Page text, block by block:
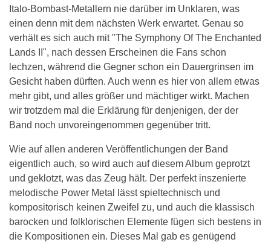
Italo-Bombast-Metallern nie darüber im Unklaren, was
einen denn mit dem nächsten Werk erwartet. Genau so
verhält es sich auch mit "The Symphony Of The Enchanted
Lands II", nach dessen Erscheinen die Fans schon
lechzen, während die Gegner schon ein Dauergrinsen im
Gesicht haben dürften. Auch wenn es hier von allem etwas
mehr gibt, und alles größer und mächtiger wirkt. Machen
wir trotzdem mal die Erklärung für denjenigen, der der
Band noch unvoreingenommen gegenüber tritt.
Wie auf allen anderen Veröffentlichungen der Band
eigentlich auch, so wird auch auf diesem Album geprotzt
und geklotzt, was das Zeug hält. Der perfekt inszenierte
melodische Power Metal lässt spieltechnisch und
kompositorisch keinen Zweifel zu, und auch die klassisch
barocken und folklorischen Elemente fügen sich bestens in
die Kompositionen ein. Dieses Mal gab es genügend